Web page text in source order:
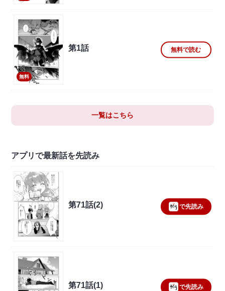
無料
第1話 無料で読む
一覧はこちら
アプリで最新話を先読み
第71話(2) で先読み
第71話(1) で先読み